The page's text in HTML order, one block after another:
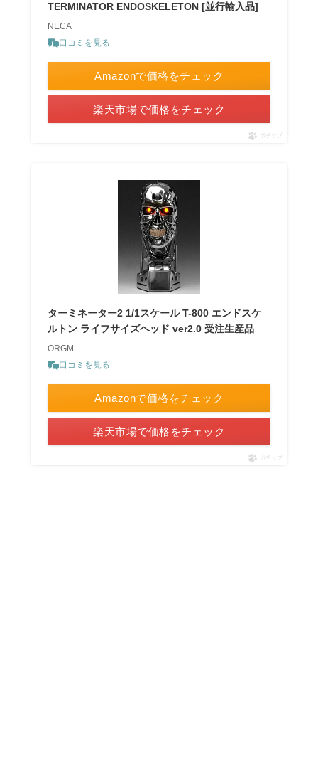
TERMINATOR ENDOSKELETON [並行輸入品]
NECA
口コミを見る
Amazonで価格をチェック
楽天市場で価格をチェック
ポチップ
ターミネーター2 1/1スケール T-800 エンドスケ
ルトン ライフサイズヘッド ver2.0 受注生産品
ORGM
口コミを見る
Amazonで価格をチェック
楽天市場で価格をチェック
ポチップ